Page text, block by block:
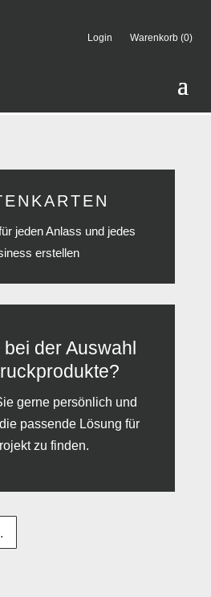
Login Warenkorb (0)
jeden Anlass und jedes
erstellen
der Auswahl
gerne persönlich und
passende Lösung für
zu finden.